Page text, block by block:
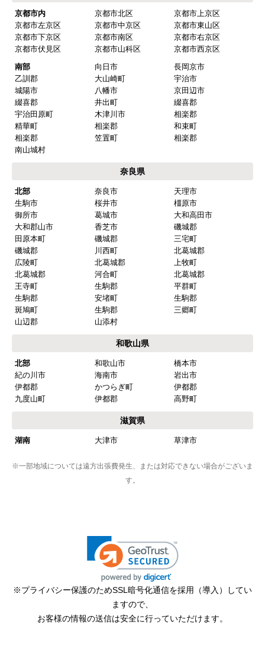
京都市内 京都市北区
京都市上京区
京都市左京区
京都市中京区
京都市東山区
京都市下京区
京都市南区
京都市右京区
京都市伏見区
京都市山科区
京都市西京区
南部
向日市
長岡京市
乙訓郡
大山崎町
宇治市
城陽市
八幡市
京田辺市
綴喜郡
井出町
綴喜郡
宇治田原町
木津川市
相楽郡
精華町
相楽郡
和束町
相楽郡
笠置町
相楽郡
南山城村
奈良県
北部 奈良市
天理市
生駒市
桜井市
橿原市
御所市
葛城市
大和高田市
大和郡山市
香芝市
磯城郡
田原本町
磯城郡
三宅町
磯城郡
川西町
北葛城郡
広陵町
北葛城郡
上牧町
北葛城郡
河合町
北葛城郡
王寺町
生駒郡
平群町
生駒郡
安堵町
生駒郡
斑鳩町
生駒郡
三郷町
山辺郡
山添村
和歌山県
北部 和歌山市
橋本市
紀の川市
海南市
岩出市
伊都郡
かつらぎ町
伊都郡
九度山町
伊都郡 高野町
滋賀県
湖南 大津市 草津市
※一部地域については遠方出張費発生、または対応できない場合がございま
す。
※プライバシー保護のためSSL暗号化通信を採用（導入）してい
ますので、
お客様の情報の送信は安全に行っていただけます。